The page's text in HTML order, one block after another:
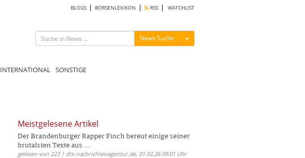
BLOGS BÖRSENLEXIKON RSS WATCHLIST
News Suche Menü ein-/ausblenden
INTERNATIONAL SONSTIGE
Meistgelesene Artikel
Der Brandenburger Rapper Finch bereut einige seiner
brutalsten Texte aus ...
gelesen von 223 | dts-nachrichtenagentur.de, 01.02.26 09:01 Uhr